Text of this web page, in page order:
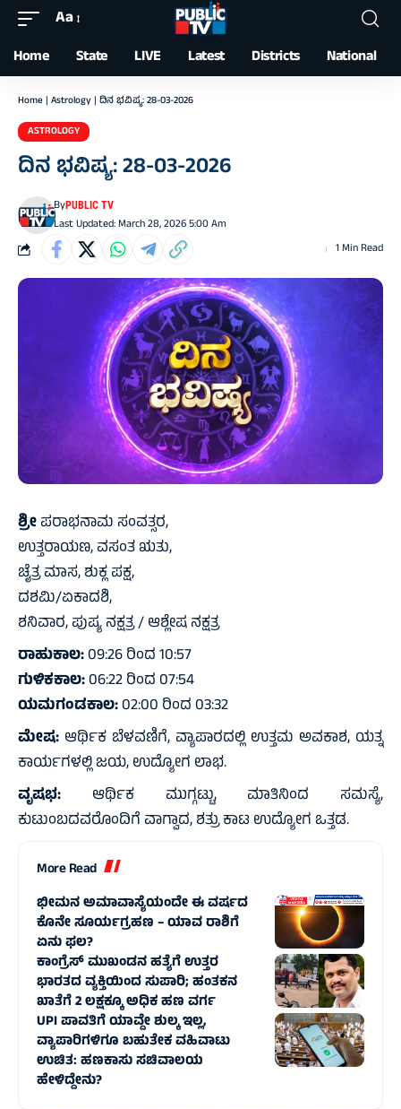
Font
Resizer
Aa
Home State LIVE Latest Districts National
Home | Astrology | ದಿನ ಭವಿಷ್ಯ: 28-03-2026
ASTROLOGY
ದಿನ ಭವಿಷ್ಯ: 28-03-2026
Last Updated: March 28, 2026 5:00 Am
ByPUBLIC TV
1 Min Read
ಶ್ರೀಪರಾಭನಾಮ ಸಂವತ್ಸರ,
ಉತ್ತರಾಯಣ, ವಸಂತ ಋತು,
ಚೈತ್ರ ಮಾಸ, ಶುಕ್ಲ ಪಕ್ಷ,
ದಶಮಿ/ಏಕಾದಶಿ,
ಶನಿವಾರ, ಪುಷ್ಯ ನಕ್ಷತ್ರ / ಆಶ್ಲೇಷ ನಕ್ಷತ್ರ
ರಾಹುಕಾಲ:09:26 ರಿಂದ 10:57
ಗುಳಿಕಕಾಲ:06:22 ರಿಂದ 07:54
ಯಮಗಂಡಕಾಲ:02:00 ರಿಂದ 03:32
ಮೇಷ: ಆರ್ಥಿಕ ಬೆಳವಣಿಗೆ, ವ್ಯಾಪಾರದಲ್ಲಿ ಉತ್ತಮ ಅವಕಾಶ, ಯತ್ನ
ಕಾರ್ಯಗಳಲ್ಲಿ ಜಯ, ಉದ್ಯೋಗ ಲಾಭ.
ವೃಷಭ: ಆರ್ಥಿಕ ಮುಗ್ಗಟ್ಟು, ಮಾತಿನಿಂದ ಸಮಸ್ಯೆ,
ಕುಟುಂಬದವರೊಂದಿಗೆ ವಾಗ್ವಾದ, ಶತ್ರು ಕಾಟ ಉದ್ಯೋಗ ಒತ್ತಡ.
More Read
ಭೀಮನ ಅಮಾವಾಸ್ಯೆಯಂದೇ ಈ ವರ್ಷದ
ಕೊನೇ ಸೂರ್ಯಗ್ರಹಣ – ಯಾವ ರಾಶಿಗೆ
ಏನು ಫಲ?
ಕಾಂಗ್ರೆಸ್‌ ಮುಖಂಡನ ಹತ್ಯೆಗೆ ಉತ್ತರ
ಭಾರತದ ವ್ಯಕ್ತಿಯಿಂದ ಸುಪಾರಿ; ಹಂತಕನ
ಖಾತೆಗೆ 2 ಲಕ್ಷಕ್ಕೂ ಅಧಿಕ ಹಣ ವರ್ಗ
UPI ಪಾವತಿಗೆ ಯಾವ್ದೇ ಶುಲ್ಕ ಇಲ್ಲ,
ವ್ಯಾಪಾರಿಗಳಿಗೂ ಬಹುತೇಕ ವಹಿವಾಟು
ಉಚಿತ: ಹಣಕಾಸು ಸಚಿವಾಲಯ
ಹೇಳಿದ್ದೇನು?